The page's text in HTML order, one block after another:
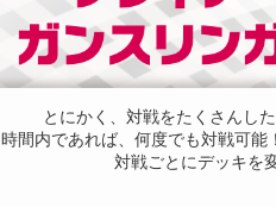
とにかく、対戦をたくさんし
時間内であれば、何度でも対戦可能
対戦ごとにデッキを